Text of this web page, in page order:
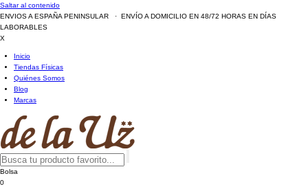
Saltar al contenido
ENVIOS A ESPAÑA PENINSULAR · ENVÍO A DOMICILIO EN 48/72 HORAS EN DÍAS
LABORABLES
X
Inicio
Tiendas Físicas
Quiénes Somos
Blog
Marcas
Bolsa
0